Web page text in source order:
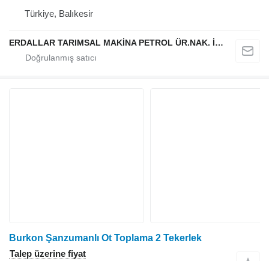
Türkiye, Balıkesir
ERDALLAR TARIMSAL MAKİNA PETROL ÜR.NAK. İNŞ. HAYV. SAN. VE TİC. LTD ŞTİ
Burkon Şanzumanlı Ot Toplama 2 Tekerlek
Talep üzerine fiyat